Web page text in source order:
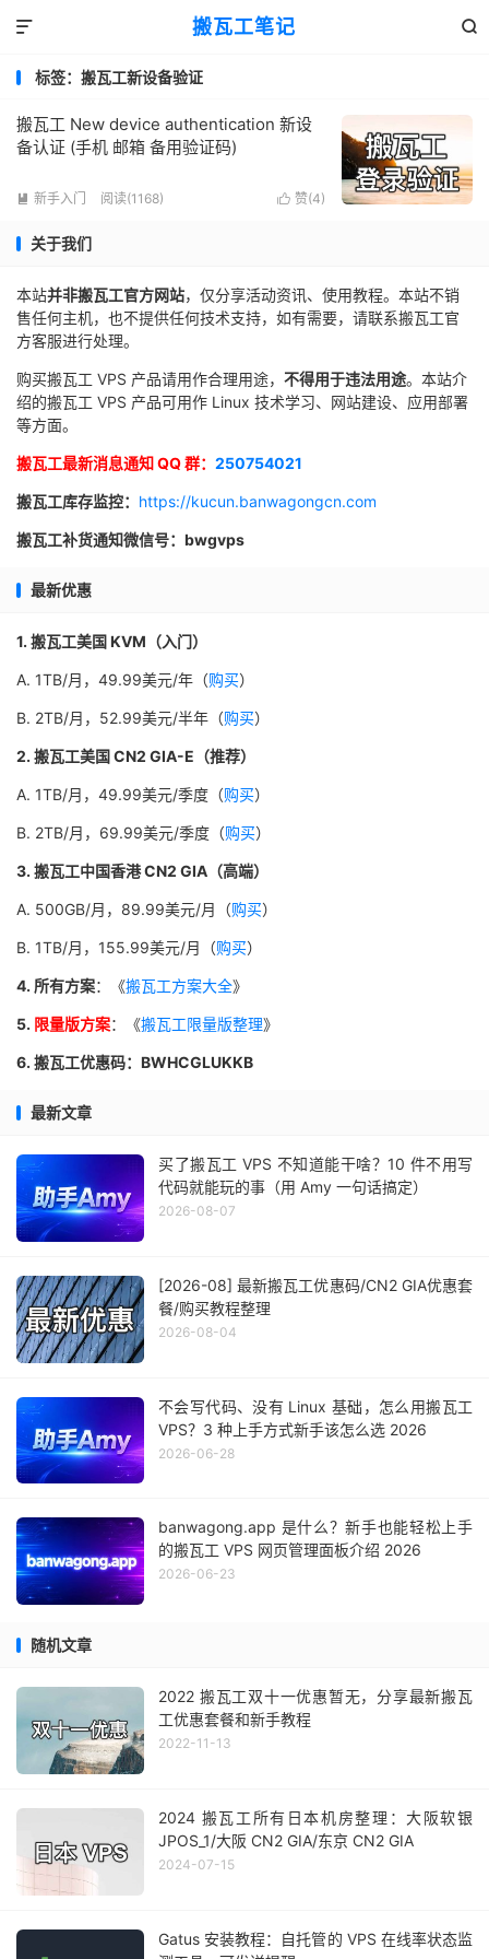
搬瓦工笔记 

标签：搬瓦工新设备验证
搬瓦工 New device authentication 新设
备认证 (手机 邮箱 备用验证码)
 新手入门 阅读(1168)  赞(4)
关于我们
本站并非搬瓦工官方网站，仅分享活动资讯、使用教程。本站不销
售任何主机，也不提供任何技术支持，如有需要，请联系搬瓦工官
方客服进行处理。
购买搬瓦工 VPS 产品请用作合理用途， 不得用于违法用途。本站介
绍的搬瓦工 VPS 产品可用作 Linux 技术学习、网站建设、应用部署
等方面。
搬瓦工最新消息通知 QQ 群： 250754021
搬瓦工库存监控： https://kucun.banwagongcn.com
搬瓦工补货通知微信号：bwgvps
最新优惠
1. 搬瓦工美国 KVM（入门）
A. 1TB/月，49.99美元/年（购买）
B. 2TB/月，52.99美元/半年（购买）
2. 搬瓦工美国 CN2 GIA-E（推荐）
A. 1TB/月，49.99美元/季度（购买）
B. 2TB/月，69.99美元/季度（购买）
3. 搬瓦工中国香港 CN2 GIA（高端）
A. 500GB/月，89.99美元/月（购买）
B. 1TB/月，155.99美元/月（购买）
4. 所有方案：《搬瓦工方案大全》
5. 限量版方案：《搬瓦工限量版整理》
6. 搬瓦工优惠码：BWHCGLUKKB
最新文章
买了搬瓦工 VPS 不知道能干啥？10 件不用写
代码就能玩的事（用 Amy 一句话搞定）
2026-08-07
[2026-08] 最新搬瓦工优惠码/CN2 GIA优惠套
餐/购买教程整理
2026-08-04
不会写代码、没有 Linux 基础，怎么用搬瓦工
VPS？3 种上手方式新手该怎么选 2026
2026-06-28
banwagong.app 是什么？新手也能轻松上手
的搬瓦工 VPS 网页管理面板介绍 2026
2026-06-23
随机文章
2022 搬瓦工双十一优惠暂无，分享最新搬瓦
工优惠套餐和新手教程
2022-11-13
2024 搬瓦工所有日本机房整理：大阪软银
JPOS_1/大阪 CN2 GIA/东京 CN2 GIA
2024-07-15
Gatus 安装教程：自托管的 VPS 在线率状态监